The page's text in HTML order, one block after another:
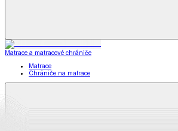
Matrace a matracové chrániče
Matrace
Chrániče na matrace